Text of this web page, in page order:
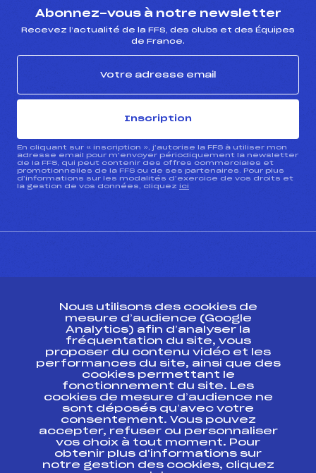
Abonnez-vous à notre newsletter
Recevez l’actualité de la FFS, des clubs et des Équipes
de France.
Inscription
En cliquant sur « inscription », j’autorise la FFS à utiliser mon
adresse email pour m’envoyer périodiquement la newsletter
de la FFS, qui peut contenir des offres commerciales et
promotionnelles de la FFS ou de ses partenaires. Pour plus
d’informations sur les modalités d’exercice de vos droits et
la gestion de vos données, cliquez ici
ESPACE PRESSE
Ressources
Pass’Neige
Projet sportif fédéral
Projet de performance fédéral
Antidopage
Pôle Développement, Formation, Suivi
Scientifique
Listes ministérielles
Pôle vie de l’athlète
Nous utilisons des cookies de
mesure d’audience (Google
Analytics) afin d’analyser la
fréquentation du site, vous
proposer du contenu vidéo et les
performances du site, ainsi que des
cookies permettant le
fonctionnement du site. Les
cookies de mesure d’audience ne
sont déposés qu’avec votre
consentement. Vous pouvez
accepter, refuser ou personnaliser
vos choix à tout moment. Pour
obtenir plus d'informations sur
notre gestion des cookies, cliquez